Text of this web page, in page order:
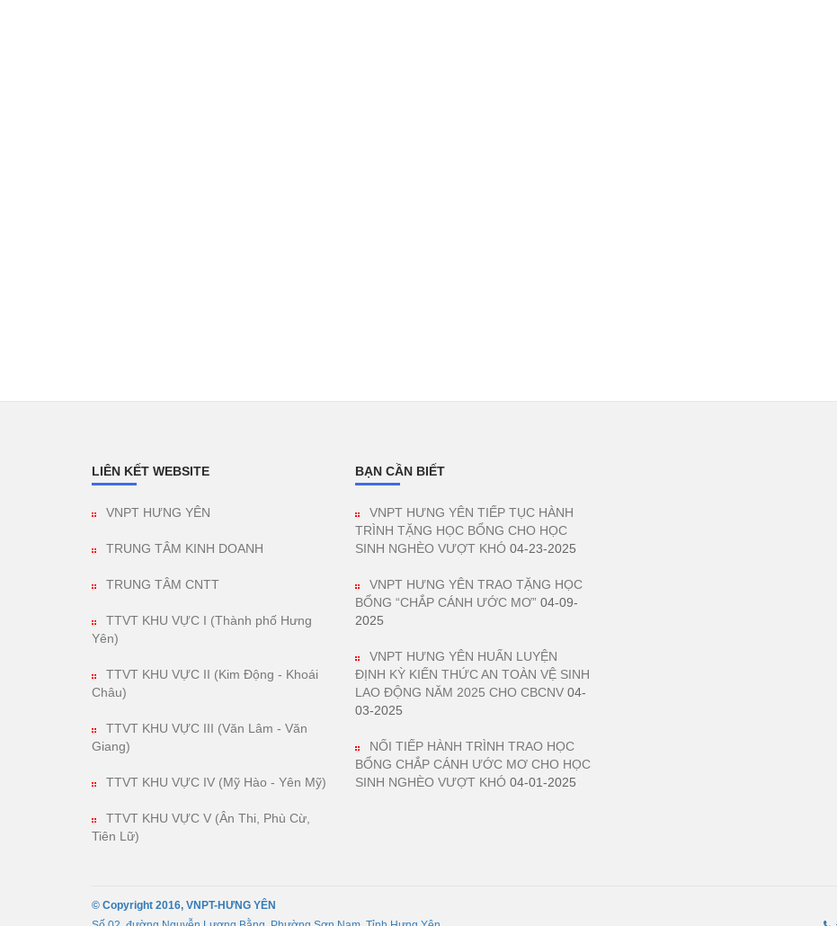
LIÊN KẾT WEBSITE
VNPT HƯNG YÊN
TRUNG TÂM KINH DOANH
TRUNG TÂM CNTT
TTVT KHU VỰC I (Thành phố Hưng
Yên)
TTVT KHU VỰC II (Kim Động - Khoái
Châu)
TTVT KHU VỰC III (Văn Lâm - Văn
Giang)
TTVT KHU VỰC IV (Mỹ Hào - Yên Mỹ)
TTVT KHU VỰC V (Ân Thi, Phù Cừ,
Tiên Lữ)
BẠN CẦN BIẾT
VNPT HƯNG YÊN TIẾP TỤC HÀNH
TRÌNH TẶNG HỌC BỔNG CHO HỌC
SINH NGHÈO VƯỢT KHÓ 04-23-2025
VNPT HƯNG YÊN TRAO TẶNG HỌC
BỔNG “CHẮP CÁNH ƯỚC MƠ” 04-09-
2025
VNPT HƯNG YÊN HUẤN LUYỆN
ĐỊNH KỲ KIẾN THỨC AN TOÀN VỆ SINH
LAO ĐỘNG NĂM 2025 CHO CBCNV 04-
03-2025
NỐI TIẾP HÀNH TRÌNH TRAO HỌC
BỔNG CHẮP CÁNH ƯỚC MƠ CHO HỌC
SINH NGHÈO VƯỢT KHÓ 04-01-2025
© Copyright 2016, VNPT-HƯNG YÊN